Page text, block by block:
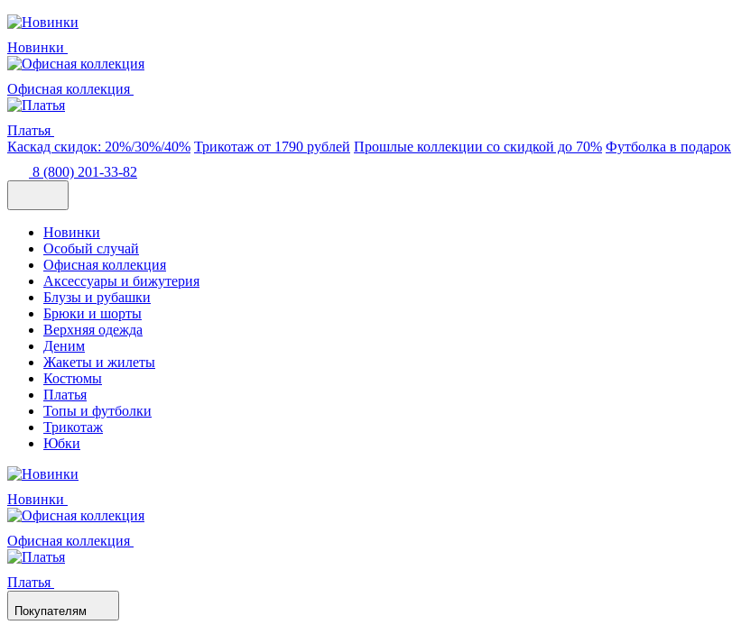
Новинки
Офисная коллекция
Платья
Каскад скидок: 20%/30%/40% Трикотаж от 1790 рублей Прошлые коллекции со скидкой до 70% Футболка в подарок
8 (800) 201-33-82
Новинки
Особый случай
Офисная коллекция
Аксессуары и бижутерия
Блузы и рубашки
Брюки и шорты
Верхняя одежда
Деним
Жакеты и жилеты
Костюмы
Платья
Топы и футболки
Трикотаж
Юбки
Новинки
Офисная коллекция
Платья
Покупателям